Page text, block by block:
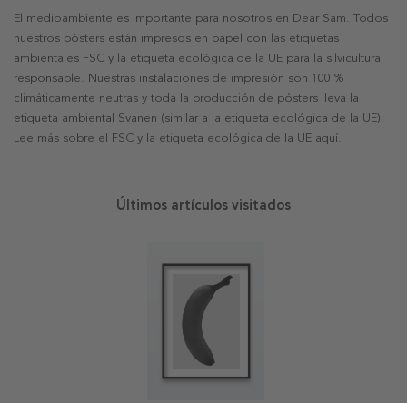
El medioambiente es importante para nosotros en Dear Sam. Todos
nuestros pósters están impresos en papel con las etiquetas
ambientales FSC y la etiqueta ecológica de la UE para la silvicultura
responsable. Nuestras instalaciones de impresión son 100 %
climáticamente neutras y toda la producción de pósters lleva la
etiqueta ambiental Svanen (similar a la etiqueta ecológica de la UE).
Lee más sobre el FSC y la etiqueta ecológica de la UE aquí.
Últimos artículos visitados